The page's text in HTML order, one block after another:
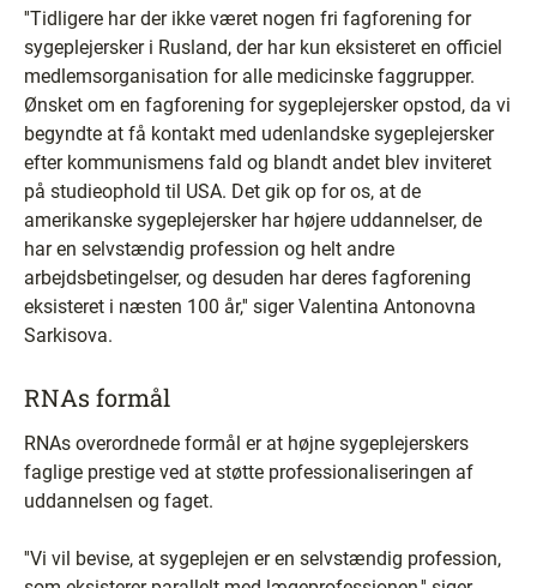
''Tidligere har der ikke været nogen fri fagforening for
sygeplejersker i Rusland, der har kun eksisteret en officiel
medlemsorganisation for alle medicinske faggrupper.
Ønsket om en fagforening for sygeplejersker opstod, da vi
begyndte at få kontakt med udenlandske sygeplejersker
efter kommunismens fald og blandt andet blev inviteret
på studieophold til USA. Det gik op for os, at de
amerikanske sygeplejersker har højere uddannelser, de
har en selvstændig profession og helt andre
arbejdsbetingelser, og desuden har deres fagforening
eksisteret i næsten 100 år,'' siger Valentina Antonovna
Sarkisova.
RNAs formål
RNAs overordnede formål er at højne sygeplejerskers
faglige prestige ved at støtte professionaliseringen af
uddannelsen og faget.
''Vi vil bevise, at sygeplejen er en selvstændig profession,